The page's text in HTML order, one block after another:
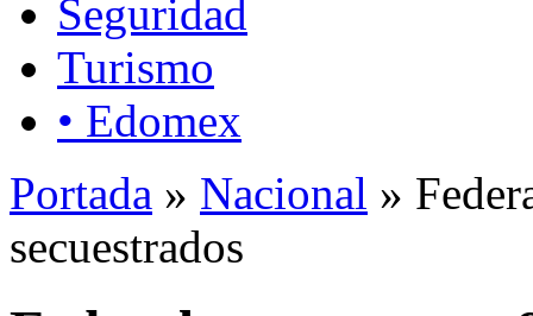
Seguridad
Turismo
• Edomex
Portada » Nacional »
secuestrados